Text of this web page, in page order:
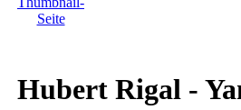
Hubert Rigal -